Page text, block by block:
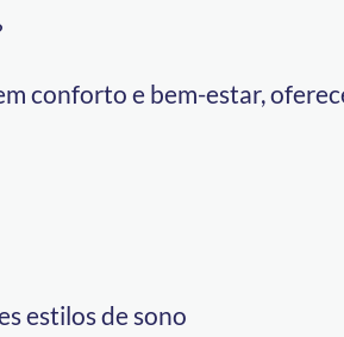
conforto e bem-estar,
estilos de sono